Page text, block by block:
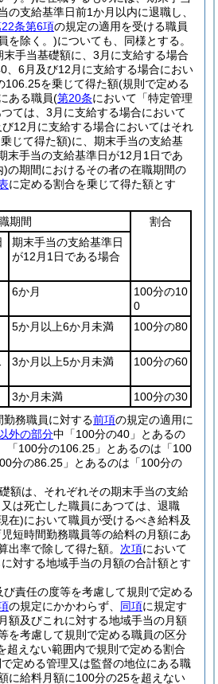
の支給基準日前1か月以内に退職し、
条第6項の規定の適用を受ける職員
を除く。)についても、同様とする。
手当基礎額に、3月に支給する場合
、6月及び12月に支給する場合におい
106.25を乗じて得た額(規則で定める
ある職員(第20条において「特定管理
ては、3月に支給する場合において
12月に支給する場合においてはそれ
じて得た額)に、期末手当の支給基
末手当の支給基準日が12月1日であ
)の期間におけるその者の在職期間の
に定める割合を乗じて得た額とす
期間
割合
期末手当の支給基準日
が12月1日である場合
6か月
100分の10
0
5か月以上6か月未満 100分の80
3か月以上5か月未満 100分の60
3か月未満
100分の30
務職員に対する前項の規定の適用に
外の部分中「100分の40」とあるの
「100分の106.25」とあるのは「100
分の86.25」とあるのは「100分の
額は、それぞれその期末手当の支給
は死亡した職員にあつては、退職
在)において職員が受けるべき給料及
短時間勤務職員等の給料の月額にあ
出率で除して得た額。 次項において
対する地域手当の月額の合計額とす
責任の度等を考慮して規則で定める
の規定にかかわらず、 同項に規定す
額及びこれに対する地域手当の月額
を考慮して規則で定める職員の区分
超えない範囲内で規則で定める割合
定める管理又は監督の地位にある職
に給料月額に100分の25を超えない